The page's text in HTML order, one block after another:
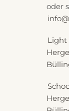
oder
Light